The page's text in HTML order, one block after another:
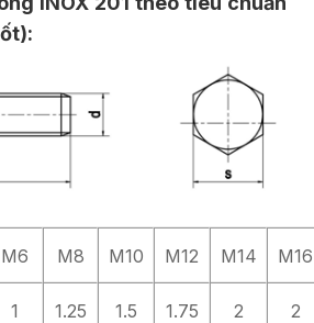
M6 M8 M10 M12 M14 M16
1 1.25 1.5 1.75 2 2